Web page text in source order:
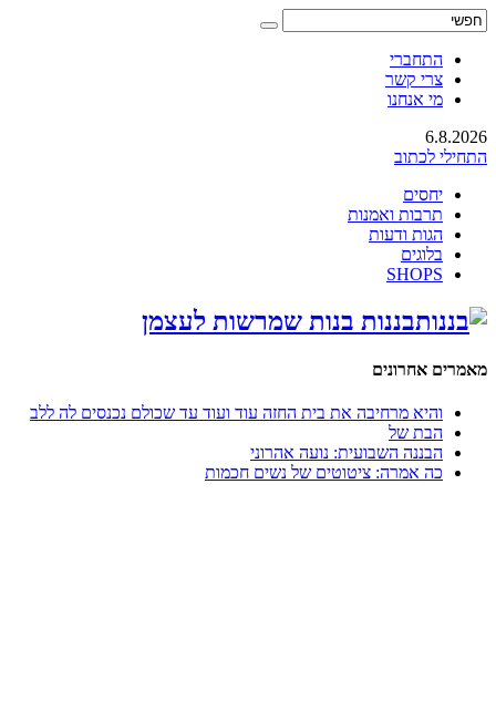
התחברי
צרי קשר
מי אנחנו
6.8.2026
התחילי לכתוב
יחסים
תרבות ואמנות
הגות ודעות
בלוגים
SHOPS
בננות בנות שמרשות לעצמן
מאמרים אחרונים
והיא מרחיבה את בית החזה עוד ועוד עד שכולם נכנסים לה ללב
הבת של
הבננה השבועית: נועה אהרוני
כה אמרה: ציטוטים של נשים חכמות